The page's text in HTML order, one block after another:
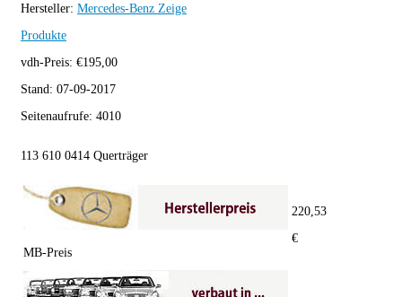
Hersteller: Mercedes-Benz Zeige
Produkte
vdh-Preis: €195,00
Stand: 07-09-2017
Seitenaufrufe: 4010
113 610 0414 Querträger
MB-Preis
220,53
€